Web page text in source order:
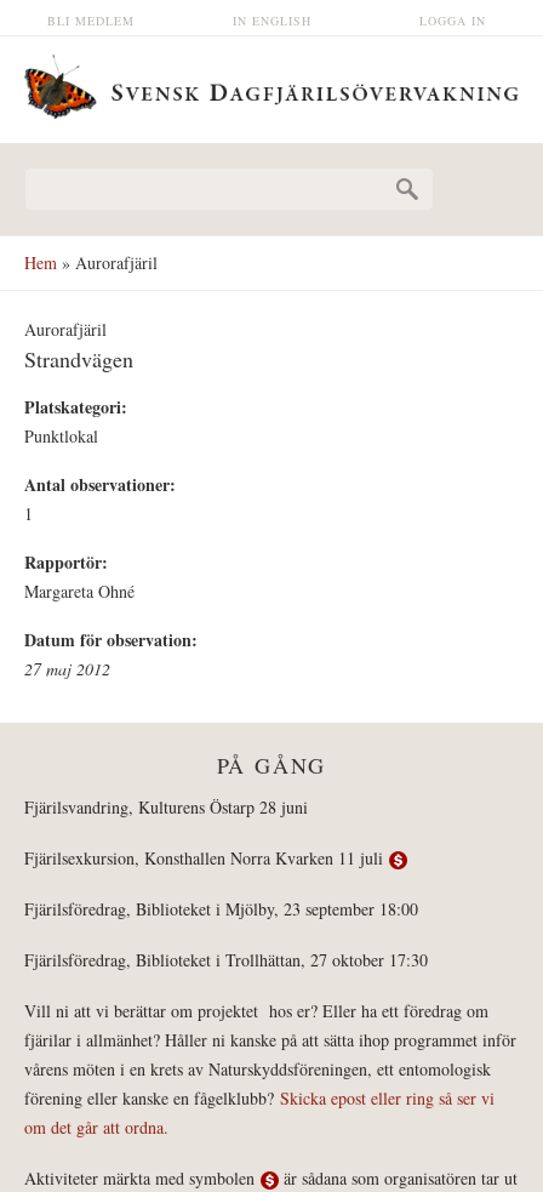
Hoppa till huvudinnehåll LOGGA IN
IN ENGLISH
BLI MEDLEM
Hem » Aurorafjäril
Aurorafjäril
Strandvägen
Platskategori:
Punktlokal
Antal observationer:
1
Rapportör:
Margareta Ohné
Datum för observation:
27 maj 2012
PÅ GÅNG
Fjärilsvandring, Kulturens Östarp 28 juni
Fjärilsexkursion, Konsthallen Norra Kvarken 11 juli
Fjärilsföredrag, Biblioteket i Mjölby, 23 september 18:00
Fjärilsföredrag, Biblioteket i Trollhättan, 27 oktober 17:30
Vill ni att vi berättar om projektet hos er? Eller ha ett föredrag om
fjärilar i allmänhet? Håller ni kanske på att sätta ihop programmet inför
vårens möten i en krets av Naturskyddsföreningen, ett entomologisk
förening eller kanske en fågelklubb? Skicka epost eller ring så ser vi
om det går att ordna.
Aktiviteter märkta med symbolen
är sådana som organisatören tar ut